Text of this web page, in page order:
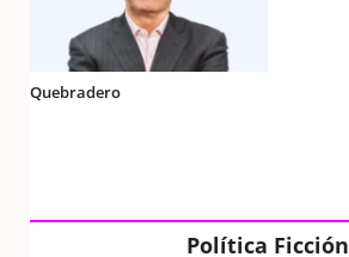
Quebradero
Política Ficción